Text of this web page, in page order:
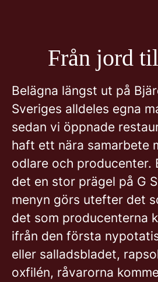
Från jord
Belägna längst ut på
Sveriges alldeles egna
sedan vi öppnade
haft ett nära samarbete
odlare och producenter.
det en stor prägel på G
menyn görs utefter det
det som producenterna
ifrån den första
eller salladsbladet,
oxfilén, råvarorna